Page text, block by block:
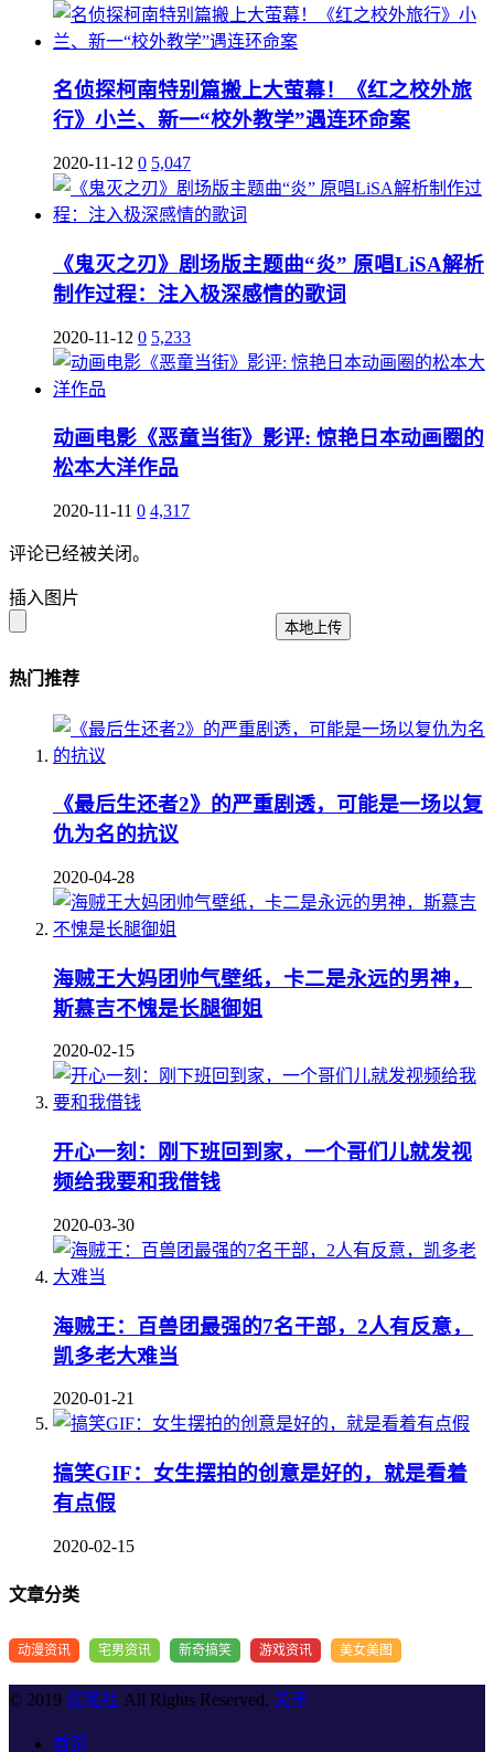
名侦探柯南特别篇搬上大萤幕！《红之校外旅
行》小兰、新一“校外教学”遇连环命案
2020-11-12 0 5,047
《鬼灭之刃》剧场版主题曲“炎” 原唱LiSA解析
制作过程：注入极深感情的歌词
2020-11-12 0 5,233
动画电影《恶童当街》影评: 惊艳日本动画圈的
松本大洋作品
2020-11-11 0 4,317
评论已经被关闭。
插入图片
本地上传
热门推荐
《最后生还者2》的严重剧透，可能是一场以复
仇为名的抗议
2020-04-28
海贼王大妈团帅气壁纸，卡二是永远的男神，
斯慕吉不愧是长腿御姐
2020-02-15
开心一刻：刚下班回到家，一个哥们儿就发视
频给我要和我借钱
2020-03-30
海贼王：百兽团最强的7名干部，2人有反意，
凯多老大难当
2020-01-21
搞笑GIF：女生摆拍的创意是好的，就是看着
有点假
2020-02-15
文章分类
动漫资讯 宅男资讯 新奇搞笑 游戏资讯 美女美图
© 2019 优宅社 All Rights Reserved. 关于
首页